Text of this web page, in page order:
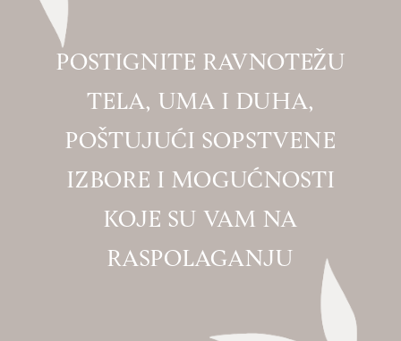
TEHNIČKA SPECIFIKACIJA
SPA & WELLNESS
INVESTITOR
KONTAKT
POSTIGNITE RAVNOTEŽU
TELA, UMA I DUHA,
POŠTUJUĆI SOPSTVENE
IZBORE I MOGUĆNOSTI
KOJE SU VAM NA
RASPOLAGANJU